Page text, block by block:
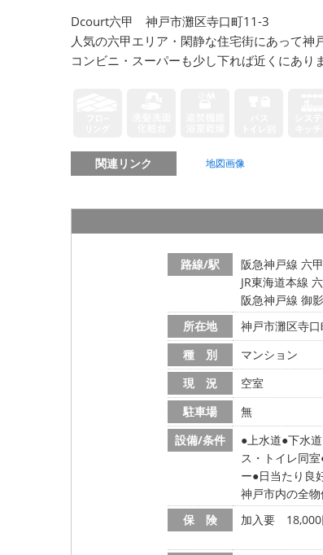
Dcourt六甲 神戸市灘区寺口町11-3
人気の六甲エリア・閑静な住宅街にあって神
コンビニ・スーパーも少し下れば近くにあ
関連リンク 地図画像
路線/駅
阪急神戸線 六
JR東海道本線
阪急神戸線 御
所在地
神戸市灘区寺
種 別
マンション
現 況
空室
駐車場
無
設備/条件
上水道 下水道
ス・トイレ同室
ー 日当たり良
神戸市内の全
保 険
加入要 18,000